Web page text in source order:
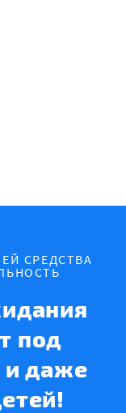
СРЕДСТВА
под
и даже